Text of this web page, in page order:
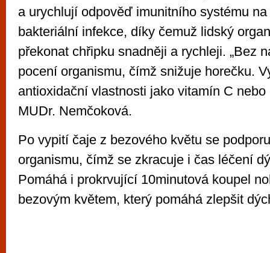
a urychlují odpověď imunitního systému
bakteriální infekce, díky čemuž lidský
překonat chřipku snadněji a rychleji. „Bez
pocení organismu, čímž snižuje horečku.
antioxidační vlastnosti jako vitamín C nebo
MUDr. Nemčoková.
Po vypití čaje z bezového květu se
organismu, čímž se zkracuje i čas léčení
Pomáhá i prokrvující 10minutová koupel
bezovým květem, který pomáhá zlepšit